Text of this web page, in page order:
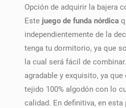
Opción de adquirir la bajera
Este juego de funda nórdica
independientemente de la
tenga tu dormitorio, ya que
la cual será fácil de
agradable y exquisito, ya
tejido 100% algodón con lo
calidad. En definitiva, en